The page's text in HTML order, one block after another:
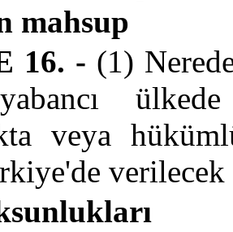
mahsup
16. - (1)
veya